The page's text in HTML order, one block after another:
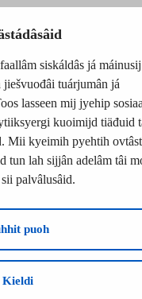
siskáldâs já máinusij
tuárjumân já
lasseen mij jyehip
kuoimijd tiäđuid
Mii kyeimih pyehtih
tun lah sijjân adelâm tâi
palvâlusâid.
puoh
Kieldi